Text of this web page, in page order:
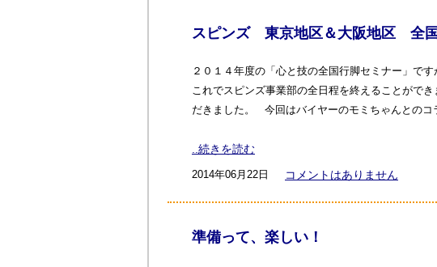
スピンズ 東京地区＆大阪地区 全
２０１４年度の「心と技の全国行脚セミナー」で
これでスピンズ事業部の全日程を終えることがで
だきました。 今回はバイヤーのモミちゃんとのコ
..続きを読む
2014年06月22日 コメントはありません
準備って、楽しい！